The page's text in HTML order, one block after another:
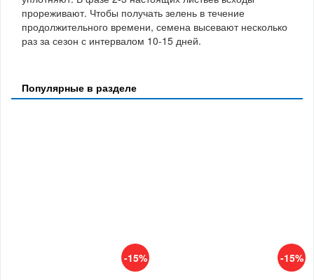
прореживают. Чтобы получать зелень в течение
продолжительного времени, семена высевают несколько
раз за сезон с интервалом 10-15 дней.
Популярные в разделе
-15% -15%